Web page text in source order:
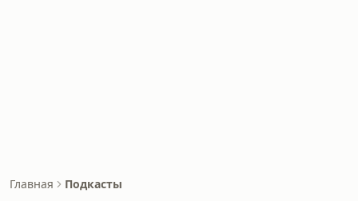
Главная Подкасты